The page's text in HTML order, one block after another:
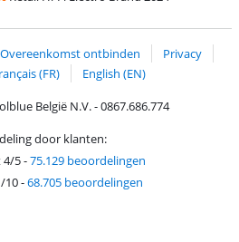
Overeenkomst ontbinden
Privacy
(FR)
English (EN)
België N.V. - 0867.686.774
door klanten:
4/5-75.129 beoordelingen
10-68.705 beoordelingen